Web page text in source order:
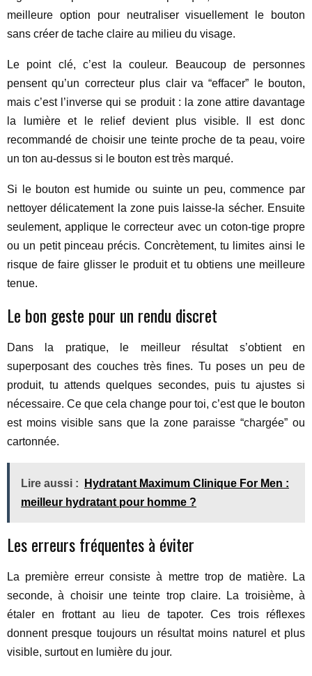
meilleure option pour neutraliser visuellement le bouton
sans créer de tache claire au milieu du visage.
Le point clé, c’est la couleur. Beaucoup de personnes
pensent qu’un correcteur plus clair va “effacer” le bouton,
mais c’est l’inverse qui se produit : la zone attire davantage
la lumière et le relief devient plus visible. Il est donc
recommandé de choisir une teinte proche de ta peau, voire
un ton au-dessus si le bouton est très marqué.
Si le bouton est humide ou suinte un peu, commence par
nettoyer délicatement la zone puis laisse-la sécher. Ensuite
seulement, applique le correcteur avec un coton-tige propre
ou un petit pinceau précis. Concrètement, tu limites ainsi le
risque de faire glisser le produit et tu obtiens une meilleure
tenue.
Le bon geste pour un rendu discret
Dans la pratique, le meilleur résultat s’obtient en
superposant des couches très fines. Tu poses un peu de
produit, tu attends quelques secondes, puis tu ajustes si
nécessaire. Ce que cela change pour toi, c’est que le bouton
est moins visible sans que la zone paraisse “chargée” ou
cartonnée.
Lire aussi :
Hydratant Maximum Clinique For Men :
meilleur hydratant pour homme ?
Les erreurs fréquentes à éviter
La première erreur consiste à mettre trop de matière. La
seconde, à choisir une teinte trop claire. La troisième, à
étaler en frottant au lieu de tapoter. Ces trois réflexes
donnent presque toujours un résultat moins naturel et plus
visible, surtout en lumière du jour.